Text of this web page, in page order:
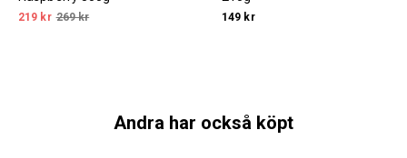
219 kr 269 kr 149 kr
Andra har också köpt